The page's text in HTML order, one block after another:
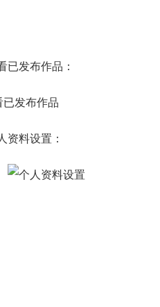
已发布作品：
资料设置：